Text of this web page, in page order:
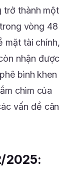
trở thành một
vòng 48
mặt tài chính,
nhận được
bình khen
chìm của
vấn đề cân
2025: